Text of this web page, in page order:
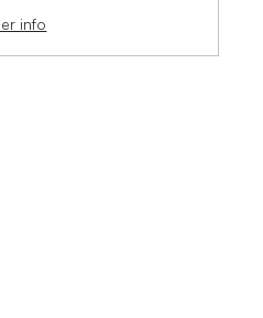
info